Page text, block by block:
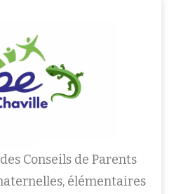
Conseils de Parents
élémentaires